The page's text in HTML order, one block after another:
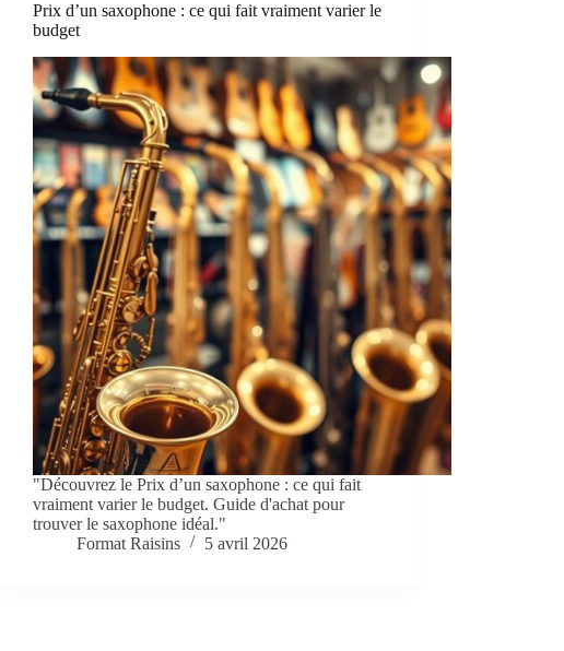
Prix d’un saxophone : ce qui fait vraiment varier le
budget
"Découvrez le Prix d’un saxophone : ce qui fait
vraiment varier le budget. Guide d'achat pour
trouver le saxophone idéal."
Format Raisins
5 avril 2026